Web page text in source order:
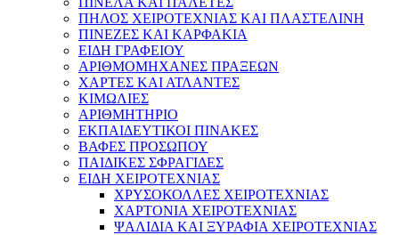
ΠΗΛΟΣ ΧΕΙΡΟΤΕΧΝΙΑΣ ΚΑΙ ΠΛΑΣΤΕΛΙΝΗ
ΠΙΝΕΖΕΣ ΚΑΙ ΚΑΡΦΑΚΙΑ
ΕΙΔΗ ΓΡΑΦΕΙΟΥ
ΑΡΙΘΜΟΜΗΧΑΝΕΣ ΠΡΑΞΕΩΝ
ΧΑΡΤΕΣ ΚΑΙ ΑΤΛΑΝΤΕΣ
ΚΙΜΩΛΙΕΣ
ΑΡΙΘΜΗΤΗΡΙΟ
ΕΚΠΑΙΔΕΥΤΙΚΟΙ ΠΙΝΑΚΕΣ
ΒΑΦΕΣ ΠΡΟΣΩΠΟΥ
ΠΑΙΔΙΚΕΣ ΣΦΡΑΓΙΔΕΣ
ΕΙΔΗ ΧΕΙΡΟΤΕΧΝΙΑΣ
ΧΡΥΣΟΚΟΛΛΕΣ ΧΕΙΡΟΤΕΧΝΙΑΣ
ΧΑΡΤΟΝΙΑ ΧΕΙΡΟΤΕΧΝΙΑΣ
ΨΑΛΙΔΙΑ ΚΑΙ ΞΥΡΑΦΙΑ ΧΕΙΡΟΤΕΧΝΙΑΣ